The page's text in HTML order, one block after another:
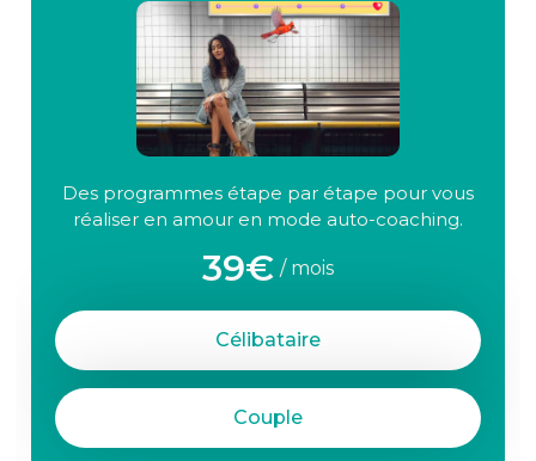
Des programmes étape par étape pour vous
réaliser en amour en mode auto-coaching.
39€ / mois
Célibataire
Couple